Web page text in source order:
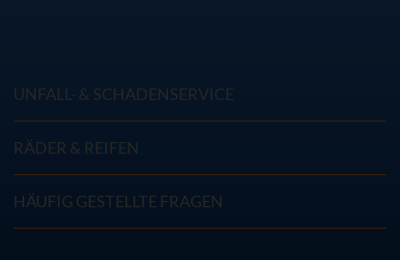
UNFALL- & SCHADENSERVICE
RÄDER & REIFEN
HÄUFIG GESTELLTE FRAGEN